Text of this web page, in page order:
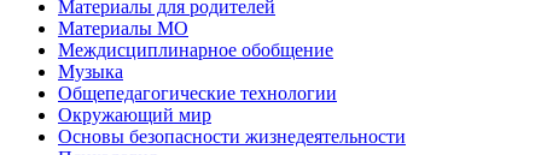
Материалы для родителей
Материалы МО
Междисциплинарное обобщение
Музыка
Общепедагогические технологии
Окружающий мир
Основы безопасности жизнедеятельности